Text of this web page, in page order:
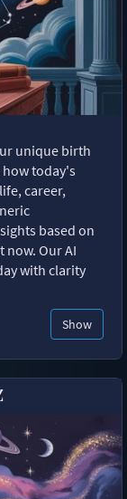
unique birth
how today's
career,
based on
Our AI
with clarity
Show